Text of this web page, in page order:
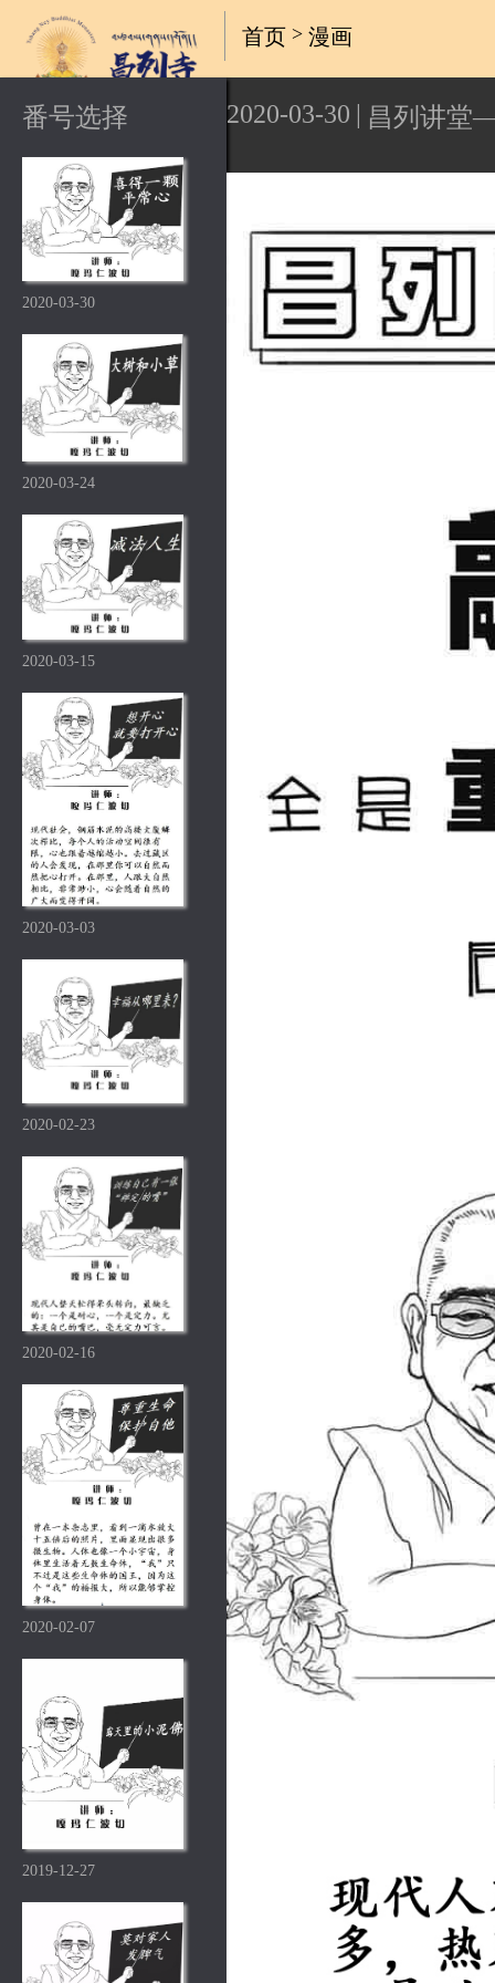
首页 > 漫画
番号选择
2020-03-30
2020-03-24
2020-03-15
2020-03-03
2020-02-23
2020-02-16
2020-02-07
2019-12-27
2020-03-30 | 昌列讲堂